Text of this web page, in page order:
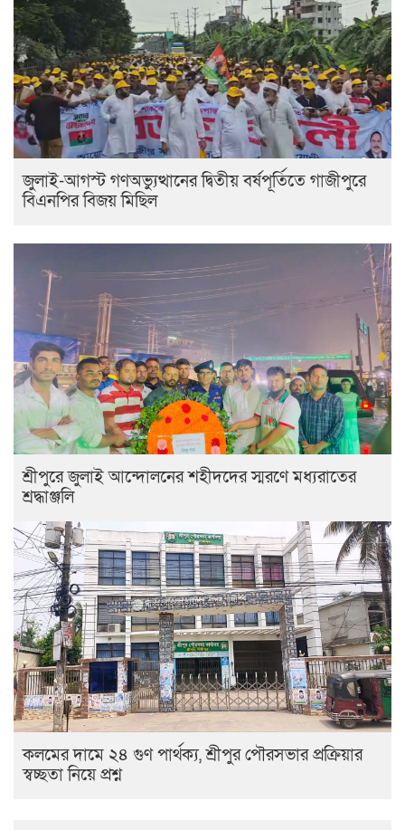
জুলাই-আগস্ট গণঅভ্যুত্থানের দ্বিতীয় বর্ষপূর্তিতে গাজীপুরে
বিএনপির বিজয় মিছিল
শ্রীপুরে জুলাই আন্দোলনের শহীদদের স্মরণে মধ্যরাতের
শ্রদ্ধাঞ্জলি
কলমের দামে ২৪ গুণ পার্থক্য, শ্রীপুর পৌরসভার প্রক্রিয়ার
স্বচ্ছতা নিয়ে প্রশ্ন